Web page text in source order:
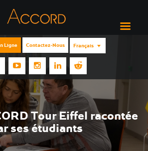
Ligne Contactez-Nous Français
Tour Eiffel racontée
ses étudiants